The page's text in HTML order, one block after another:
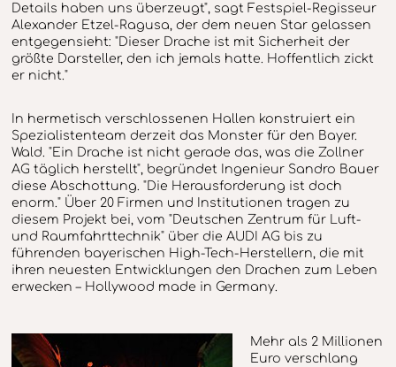
Details haben uns überzeugt", sagt Festspiel-Regisseur
Alexander Etzel-Ragusa, der dem neuen Star gelassen
entgegensieht: "Dieser Drache ist mit Sicherheit der
größte Darsteller, den ich jemals hatte. Hoffentlich zickt
er nicht."
In hermetisch verschlossenen Hallen konstruiert ein
Spezialistenteam derzeit das Monster für den Bayer.
Wald. "Ein Drache ist nicht gerade das, was die Zollner
AG täglich herstellt", begründet Ingenieur Sandro Bauer
diese Abschottung. "Die Herausforderung ist doch
enorm." Über 20 Firmen und Institutionen tragen zu
diesem Projekt bei, vom "Deutschen Zentrum für Luft-
und Raumfahrttechnik" über die AUDI AG bis zu
führenden bayerischen High-Tech-Herstellern, die mit
ihren neuesten Entwicklungen den Drachen zum Leben
erwecken – Hollywood made in Germany.
Mehr als 2 Millionen
Euro verschlang